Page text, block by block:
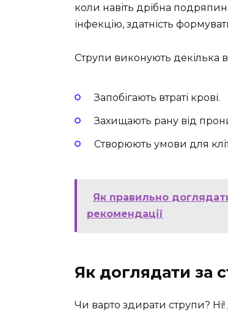
коли навіть дрібна
інфекцію, здатність
Струпи виконують декілька
Запобігають втраті крові.
Захищають рану від
Створюють умови для
Як правильно
рекомендації
Як доглядати за
Чи варто здирати струпи?